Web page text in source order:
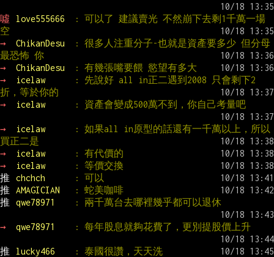
噓 love555666
: 可以了 建議賣光 不然崩下去剩1千萬一場
空
→
ChikanDesu
: 很多人注重分子-也就是資產要多少 但分母
最恐怖 你
→
ChikanDesu
: 有幾張嘴要餵 慾望有多大
→
icelaw
: 先說好 all in正二遇到2008 只會剩下2
折，等於你的
→
icelaw : 資產會變成500萬不到，你自己考量吧
→ icelaw
: 如果all in原型的話還有一千萬以上，所以
買正二是
→
icelaw
: 有代價的
→
icelaw
: 等價交換
推
chchch
: 可以
推
AMAGICIAN
: 蛇美咖啡
推
qwe78971 : 兩千萬台去哪裡幾乎都可以退休
→ qwe78971 : 每年股息就夠花費了，更別提股價上升
推 lucky466
: 泰國很讚，天天洗